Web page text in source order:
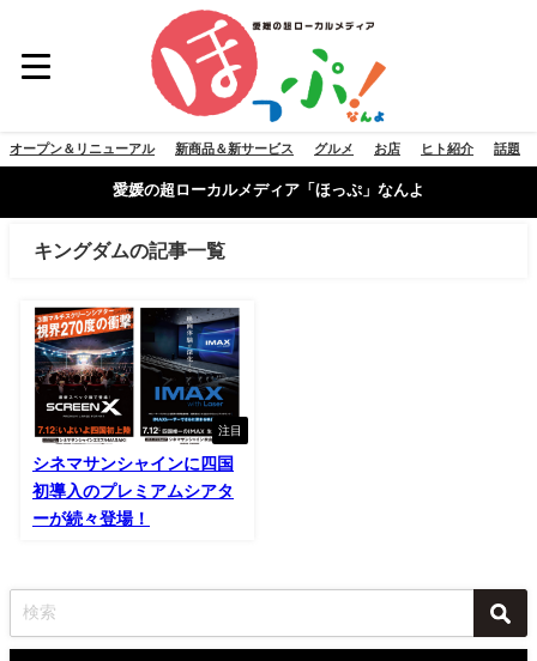
オープン＆リニューアル 新商品＆新サービス グルメ お店 ヒト紹介 話題
愛媛の超ローカルメディア「ほっぷ」なんよ
キングダムの記事一覧
注目
シネマサンシャインに四国
初導入のプレミアムシアタ
ーが続々登場！